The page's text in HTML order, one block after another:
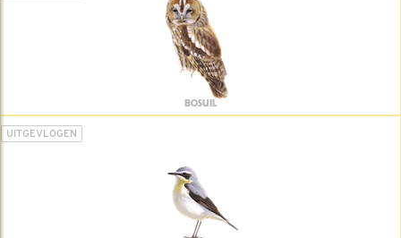
BOSUIL
UITGEVLOGEN